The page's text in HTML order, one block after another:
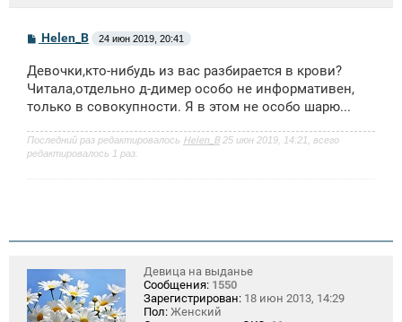
С
б
щ
н
е
Helen_B 24 июн 2019, 20:41
Девочки,кто-нибудь из вас разбирается в крови?
Читала,отдельно д-димер особо не информативен,
только в совокупности. Я в этом не особо шарю...
Последний раз редактировалось Helen_B25 июн 2019, 14:21, всего
редактировалось 1 раз.
Девица на выданье
Сообщения: 1550
Зарегистрирован: 18 июн 2013, 14:29
Пол: Женский